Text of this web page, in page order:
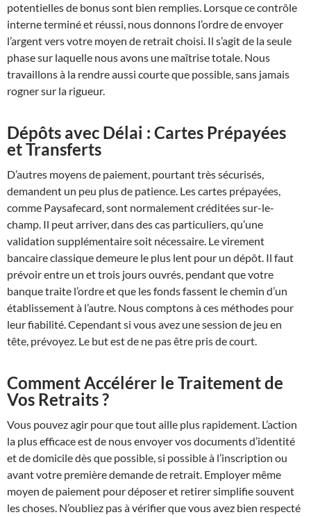
potentielles de bonus sont bien remplies. Lorsque ce contrôle
interne terminé et réussi, nous donnons l’ordre de envoyer
l’argent vers votre moyen de retrait choisi. Il s’agit de la seule
phase sur laquelle nous avons une maîtrise totale. Nous
travaillons à la rendre aussi courte que possible, sans jamais
rogner sur la rigueur.
Dépôts avec Délai : Cartes Prépayées
et Transferts
D’autres moyens de paiement, pourtant très sécurisés,
demandent un peu plus de patience. Les cartes prépayées,
comme Paysafecard, sont normalement créditées sur-le-
champ. Il peut arriver, dans des cas particuliers, qu’une
validation supplémentaire soit nécessaire. Le virement
bancaire classique demeure le plus lent pour un dépôt. Il faut
prévoir entre un et trois jours ouvrés, pendant que votre
banque traite l’ordre et que les fonds fassent le chemin d’un
établissement à l’autre. Nous comptons à ces méthodes pour
leur fiabilité. Cependant si vous avez une session de jeu en
tête, prévoyez. Le but est de ne pas être pris de court.
Comment Accélérer le Traitement de
Vos Retraits ?
Vous pouvez agir pour que tout aille plus rapidement. L’action
la plus efficace est de nous envoyer vos documents d’identité
et de domicile dès que possible, si possible à l’inscription ou
avant votre première demande de retrait. Employer même
moyen de paiement pour déposer et retirer simplifie souvent
les choses. N’oubliez pas à vérifier que vous avez bien respecté